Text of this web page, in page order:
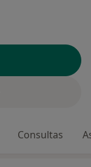
Consultas